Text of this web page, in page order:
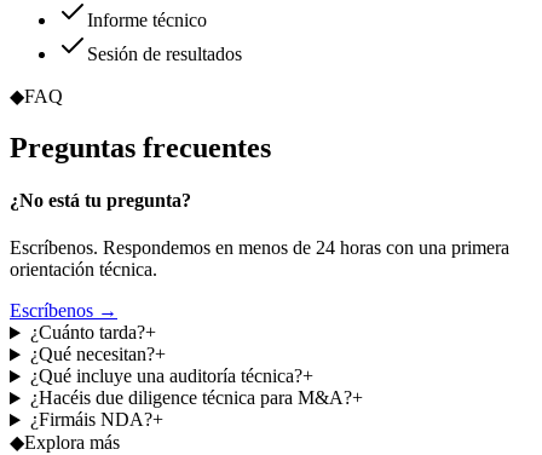
Informe técnico
Sesión de resultados
◆FAQ
Preguntas frecuentes
¿No está tu pregunta?
Escríbenos. Respondemos en menos de 24 horas con una primera
orientación técnica.
Escríbenos →
¿Cuánto tarda?+
¿Qué necesitan?+
¿Qué incluye una auditoría técnica?+
¿Hacéis due diligence técnica para M&A?+
¿Firmáis NDA?+
◆Explora más